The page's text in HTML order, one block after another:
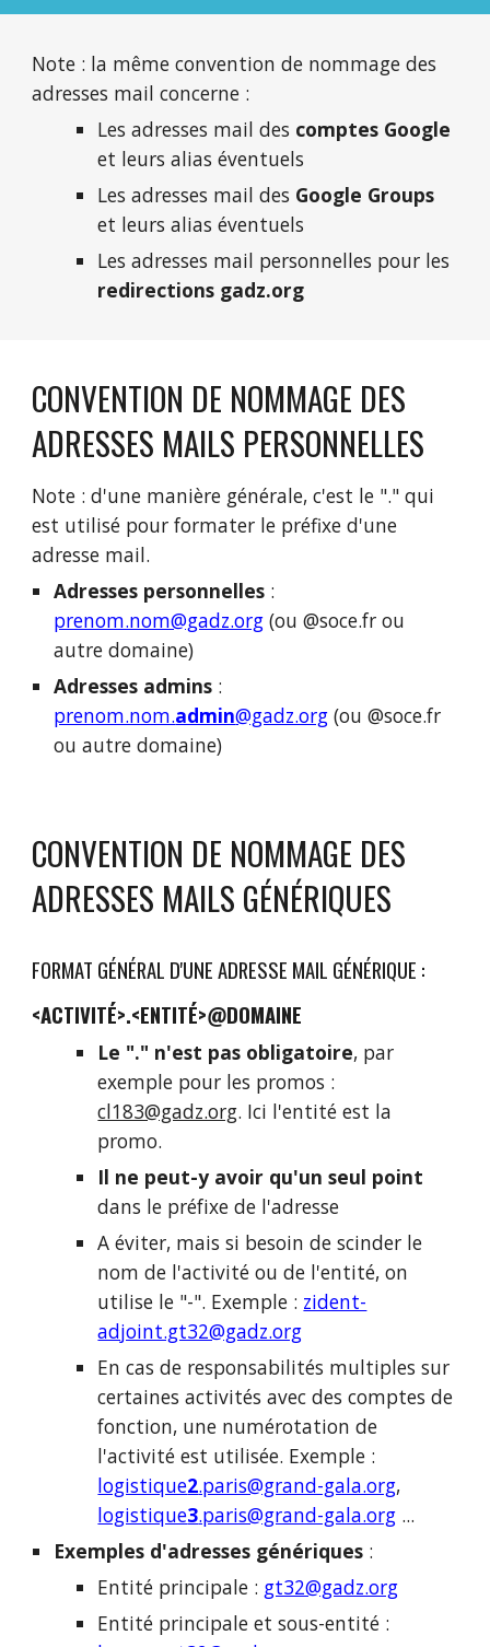
Note : la même convention de nommage des
adresses mail concerne :
Les adresses mail des comptes Google
et leurs alias éventuels
Les adresses mail des Google Groups
et leurs alias éventuels
Les adresses mail personnelles pour les
redirections gadz.org
CONVENTION DE NOMMAGE DES
ADRESSES MAILS PERSONNELLES
Note : d'une manière générale, c'est le "." qui
est utilisé pour formater le préfixe d'une
adresse mail.
Adresses personnelles :
prenom.nom@gadz.org (ou @soce.fr ou
autre domaine)
Adresses admins :
prenom.nom.admin@gadz.org (ou @soce.fr
ou autre domaine)
CONVENTION DE NOMMAGE DES
ADRESSES MAILS GÉNÉRIQUES
FORMAT GÉNÉRAL D'UNE ADRESSE MAIL GÉNÉRIQUE :
<ACTIVITÉ>.<ENTITÉ>@DOMAINE
Le "." n'est pas obligatoire, par
exemple pour les promos :
cl183@gadz.org. Ici l'entité est la
promo.
Il ne peut-y avoir qu'un seul point
dans le préfixe de l'adresse
A éviter, mais si besoin de scinder le
nom de l'activité ou de l'entité, on
utilise le "-". Exemple : zident-
adjoint.gt32@gadz.org
En cas de responsabilités multiples sur
certaines activités avec des comptes de
fonction, une numérotation de
l'activité est utilisée. Exemple :
logistique2.paris@grand-gala.org,
logistique3.paris@grand-gala.org ...
Exemples d'adresses génériques :
Entité principale : gt32@gadz.org
Entité principale et sous-entité :